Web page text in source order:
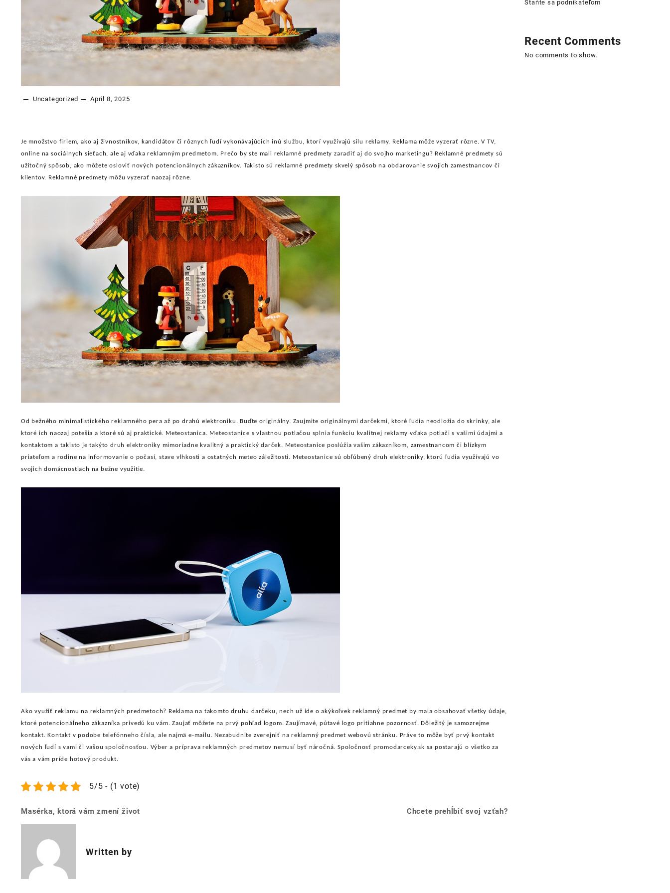
Uncategorized April 8, 2025
Je množstvo firiem, ako aj živnostníkov, kandidátov či rôznych ľudí vykonávajúcich inú službu, ktorí využívajú silu reklamy. Reklama môže vyzerať rôzne. V TV,
online na sociálnych sieťach, ale aj vďaka reklamným predmetom. Prečo by ste mali reklamné predmety zaradiť aj do svojho marketingu? Reklamné predmety sú
užitočný spôsob, ako môžete osloviť nových potencionálnych zákazníkov. Takisto sú reklamné predmety skvelý spôsob na obdarovanie svojich zamestnancov či
klientov. Reklamné predmety môžu vyzerať naozaj rôzne.
Od bežného minimalistického reklamného pera až po drahú elektroniku. Buďte originálny. Zaujmite originálnymi darčekmi, ktoré ľudia neodložia do skrinky, ale
ktoré ich naozaj potešia a ktoré sú aj praktické. Meteostanica. Meteostanice s vlastnou potlačou splnia funkciu kvalitnej reklamy vďaka potlači s vašimi údajmi a
kontaktom a takisto je takýto druh elektroniky mimoriadne kvalitný a praktický darček. Meteostanice poslúžia vašim zákazníkom, zamestnancom či blízkym
priateľom a rodine na informovanie o počasí, stave vlhkosti a ostatných meteo záležitosti. Meteostanice sú obľúbený druh elektroniky, ktorú ľudia využívajú vo
svojich domácnostiach na bežne využitie.
Ako využiť reklamu na reklamných predmetoch? Reklama na takomto druhu darčeku, nech už ide o akýkoľvek reklamný predmet by mala obsahovať všetky údaje,
ktoré potencionálneho zákazníka privedú ku vám. Zaujať môžete na prvý pohľad logom. Zaujímavé, pútavé logo pritiahne pozornosť. Dôležitý je samozrejme
kontakt. Kontakt v podobe telefónneho čísla, ale najmä e-mailu. Nezabudnite zverejniť na reklamný predmet webovú stránku. Práve to môže byť prvý kontakt
nových ľudí s vami či vašou spoločnosťou. Výber a príprava reklamných predmetov nemusí byť náročná. Spoločnosť promodarceky.sk sa postarajú o všetko za
vás a vám príde hotový produkt.
5/5 - (1 vote)
Post
Masérka, ktorá vám zmení život Chcete prehĺbiť svoj vzťah?
Written by
Staňte sa podnikateľom
Recent Comments
No comments to show.